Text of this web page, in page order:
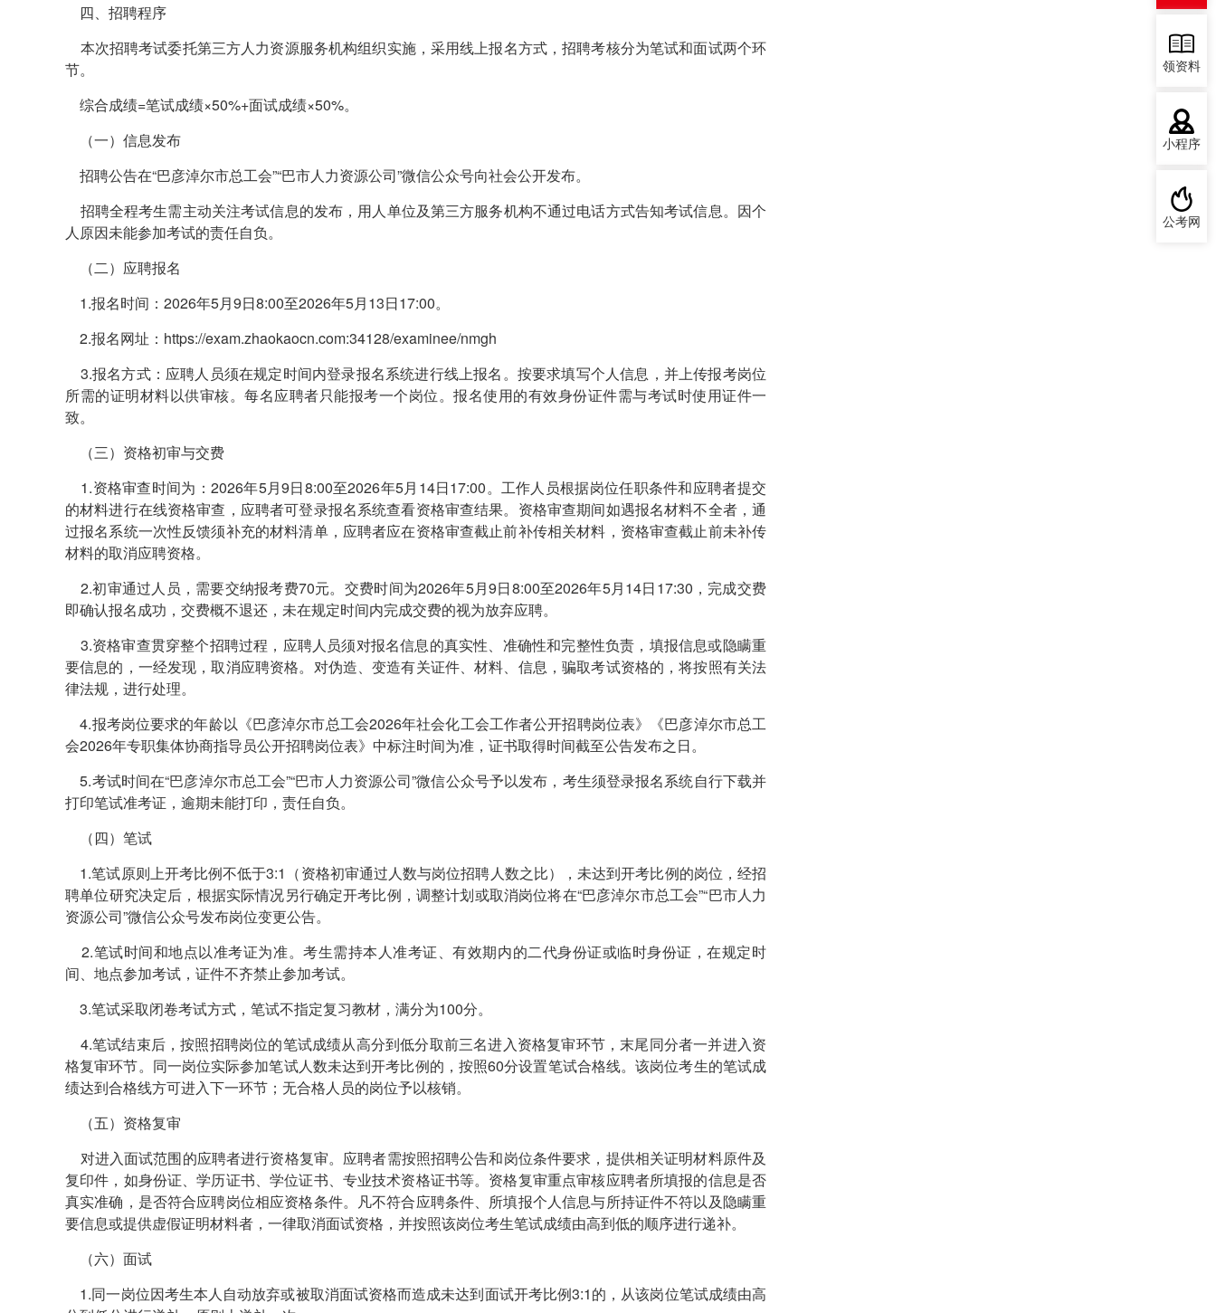
四、招聘程序
本次招聘考试委托第三方人力资源服务机构组织实施，采用线上报名方式，招聘考核分为笔试和面试两个环
节。
综合成绩=笔试成绩×50%+面试成绩×50%。
（一）信息发布
招聘公告在“巴彦淖尔市总工会”“巴市人力资源公司”微信公众号向社会公开发布。
招聘全程考生需主动关注考试信息的发布，用人单位及第三方服务机构不通过电话方式告知考试信息。因个
人原因未能参加考试的责任自负。
（二）应聘报名
1.报名时间：2026年5月9日8:00至2026年5月13日17:00。
2.报名网址：https://exam.zhaokaocn.com:34128/examinee/nmgh
3.报名方式：应聘人员须在规定时间内登录报名系统进行线上报名。按要求填写个人信息，并上传报考岗位
所需的证明材料以供审核。每名应聘者只能报考一个岗位。报名使用的有效身份证件需与考试时使用证件一
致。
（三）资格初审与交费
1.资格审查时间为：2026年5月9日8:00至2026年5月14日17:00。工作人员根据岗位任职条件和应聘者提交
的材料进行在线资格审查，应聘者可登录报名系统查看资格审查结果。资格审查期间如遇报名材料不全者，通
过报名系统一次性反馈须补充的材料清单，应聘者应在资格审查截止前补传相关材料，资格审查截止前未补传
材料的取消应聘资格。
2.初审通过人员，需要交纳报考费70元。交费时间为2026年5月9日8:00至2026年5月14日17:30，完成交费
即确认报名成功，交费概不退还，未在规定时间内完成交费的视为放弃应聘。
3.资格审查贯穿整个招聘过程，应聘人员须对报名信息的真实性、准确性和完整性负责，填报信息或隐瞒重
要信息的，一经发现，取消应聘资格。对伪造、变造有关证件、材料、信息，骗取考试资格的，将按照有关法
律法规，进行处理。
4.报考岗位要求的年龄以《巴彦淖尔市总工会2026年社会化工会工作者公开招聘岗位表》《巴彦淖尔市总工
会2026年专职集体协商指导员公开招聘岗位表》中标注时间为准，证书取得时间截至公告发布之日。
5.考试时间在“巴彦淖尔市总工会”“巴市人力资源公司”微信公众号予以发布，考生须登录报名系统自行下载并
打印笔试准考证，逾期未能打印，责任自负。
（四）笔试
1.笔试原则上开考比例不低于3:1（资格初审通过人数与岗位招聘人数之比），未达到开考比例的岗位，经招
聘单位研究决定后，根据实际情况另行确定开考比例，调整计划或取消岗位将在“巴彦淖尔市总工会”“巴市人力
资源公司”微信公众号发布岗位变更公告。
2.笔试时间和地点以准考证为准。考生需持本人准考证、有效期内的二代身份证或临时身份证，在规定时
间、地点参加考试，证件不齐禁止参加考试。
3.笔试采取闭卷考试方式，笔试不指定复习教材，满分为100分。
4.笔试结束后，按照招聘岗位的笔试成绩从高分到低分取前三名进入资格复审环节，末尾同分者一并进入资
格复审环节。同一岗位实际参加笔试人数未达到开考比例的，按照60分设置笔试合格线。该岗位考生的笔试成
绩达到合格线方可进入下一环节；无合格人员的岗位予以核销。
（五）资格复审
对进入面试范围的应聘者进行资格复审。应聘者需按照招聘公告和岗位条件要求，提供相关证明材料原件及
复印件，如身份证、学历证书、学位证书、专业技术资格证书等。资格复审重点审核应聘者所填报的信息是否
真实准确，是否符合应聘岗位相应资格条件。凡不符合应聘条件、所填报个人信息与所持证件不符以及隐瞒重
要信息或提供虚假证明材料者，一律取消面试资格，并按照该岗位考生笔试成绩由高到低的顺序进行递补。
（六）面试
1.同一岗位因考生本人自动放弃或被取消面试资格而造成未达到面试开考比例3:1的，从该岗位笔试成绩由高
领资料
小程序
公考网